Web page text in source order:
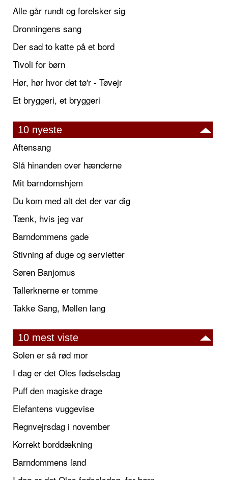
Alle går rundt og forelsker sig
Dronningens sang
Der sad to katte på et bord
Tivoli for børn
Hør, hør hvor det tø'r - Tøvejr
Et bryggeri, et bryggeri
10 nyeste
Aftensang
Slå hinanden over hænderne
Mit barndomshjem
Du kom med alt det der var dig
Tænk, hvis jeg var
Barndommens gade
Stivning af duge og servietter
Søren Banjomus
Tallerknerne er tomme
Takke Sang, Mellen lang
10 mest viste
Solen er så rød mor
I dag er det Oles fødselsdag
Puff den magiske drage
Elefantens vuggevise
Regnvejrsdag i november
Korrekt borddækning
Barndommens land